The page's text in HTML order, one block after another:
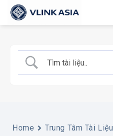
qua
dung
Home Trung Tâm Tài Liệu